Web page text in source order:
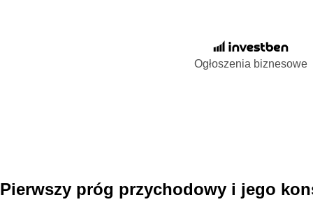
Ogłoszenia biznesowe
Pierwszy próg przychodowy i jego